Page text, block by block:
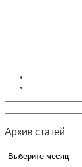
Архив статей
Архив